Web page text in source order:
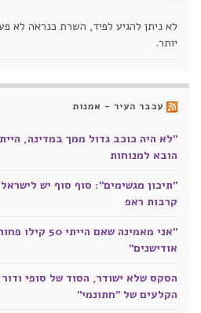
לא ניתן להגיע לפיד, השרת כנראה לא
יותר.
עכבר העיר - אמנות
"לא היה כוכב גדול ממך במדינה,
הובא למנוחות
"תיכון מגשימים": סוף סוף יש
קרבות ראפ
"אני מאמינה שאם
אודישנים"
הסקס שלא ישודר, הסוד של סופי
הקלעים של "חתונמי"